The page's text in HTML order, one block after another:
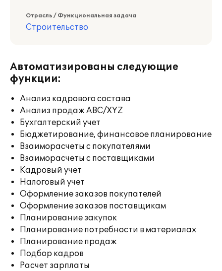
Отрасль / Функциональная задача
Строительство
Автоматизированы следующие
функции:
Анализ кадрового состава
Анализ продаж ABC/XYZ
Бухгалтерский учет
Бюджетирование, финансовое планирование
Взаиморасчеты с покупателями
Взаиморасчеты с поставщиками
Кадровый учет
Налоговый учет
Оформление заказов покупателей
Оформление заказов поставщикам
Планирование закупок
Планирование потребности в материалах
Планирование продаж
Подбор кадров
Расчет зарплаты